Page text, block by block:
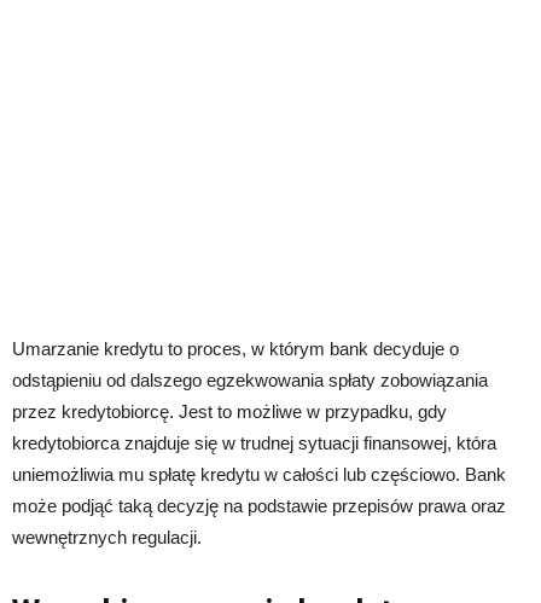
Umarzanie kredytu to proces, w którym bank decyduje o
odstąpieniu od dalszego egzekwowania spłaty zobowiązania
przez kredytobiorcę. Jest to możliwe w przypadku, gdy
kredytobiorca znajduje się w trudnej sytuacji finansowej, która
uniemożliwia mu spłatę kredytu w całości lub częściowo. Bank
może podjąć taką decyzję na podstawie przepisów prawa oraz
wewnętrznych regulacji.